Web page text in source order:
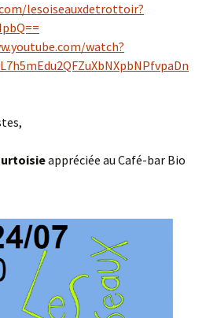
lesoiseauxdetrottoir?
watch?
appréciée au Café-bar Bio